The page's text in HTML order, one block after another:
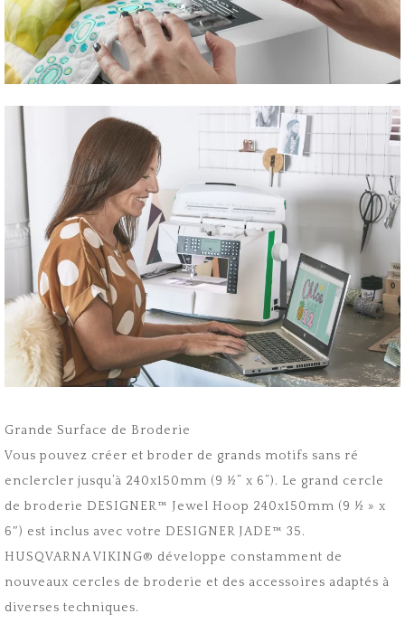
Grande Surface de Broderie
Vous pouvez créer et broder de grands motifs sans ré
enclercler jusqu’à 240x150mm (9 ½” x 6”). Le grand cercle
de broderie DESIGNER™ Jewel Hoop 240x150mm (9 ½ » x
6″) est inclus avec votre DESIGNER JADE™ 35.
HUSQVARNA VIKING® développe constamment de
nouveaux cercles de broderie et des accessoires adaptés à
diverses techniques.